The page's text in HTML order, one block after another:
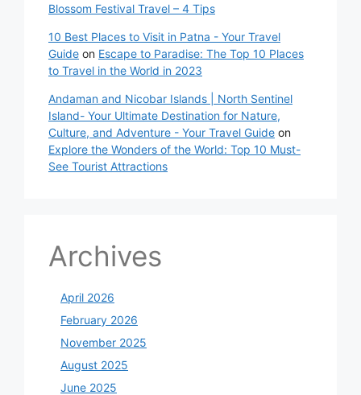
Blossom Festival Travel – 4 Tips
10 Best Places to Visit in Patna - Your Travel
Guide on Escape to Paradise: The Top 10 Places
to Travel in the World in 2023
Andaman and Nicobar Islands | North Sentinel
Island- Your Ultimate Destination for Nature,
Culture, and Adventure - Your Travel Guide on
Explore the Wonders of the World: Top 10 Must-
See Tourist Attractions
Archives
April 2026
February 2026
November 2025
August 2025
June 2025